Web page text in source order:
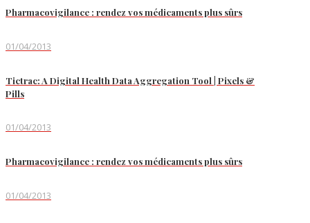
Pharmacovigilance : rendez vos médicaments plus sûrs
01/04/2013
Tictrac: A Digital Health Data Aggregation Tool | Pixels &
Pills
01/04/2013
Pharmacovigilance : rendez vos médicaments plus sûrs
01/04/2013